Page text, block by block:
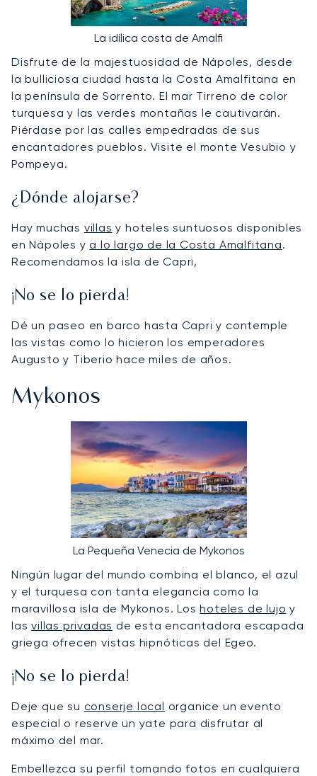
La idílica costa de Amalfi
Disfrute de la majestuosidad de Nápoles, desde
la bulliciosa ciudad hasta la Costa Amalfitana en
la península de Sorrento. El mar Tirreno de color
turquesa y las verdes montañas le cautivarán.
Piérdase por las calles empedradas de sus
encantadores pueblos. Visite el monte Vesubio y
Pompeya.
¿Dónde alojarse?
Hay muchas villas y hoteles suntuosos disponibles
en Nápoles y a lo largo de la Costa Amalfitana.
Recomendamos la isla de Capri,
¡No se lo pierda!
Dé un paseo en barco hasta Capri y contemple
las vistas como lo hicieron los emperadores
Augusto y Tiberio hace miles de años.
Mykonos
La Pequeña Venecia de Mykonos
Ningún lugar del mundo combina el blanco, el azul
y el turquesa con tanta elegancia como la
maravillosa isla de Mykonos. Loshoteles de lujo y
lasvillas privadas de esta encantadora escapada
griega ofrecen vistas hipnóticas del Egeo.
¡No se lo pierda!
Deje que su conserje local organice un evento
especial o reserve un yate para disfrutar al
máximo del mar.
Embellezca su perfil tomando fotos en cualquiera